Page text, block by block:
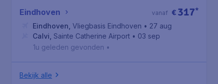
Eindhoven € 317*
vanaf
Eindhoven Vliegbasis Eindhoven • 27 aug
Calvi Sainte Catherine Airport • 03 sep
1u geleden gevonden •
Bekijk alle